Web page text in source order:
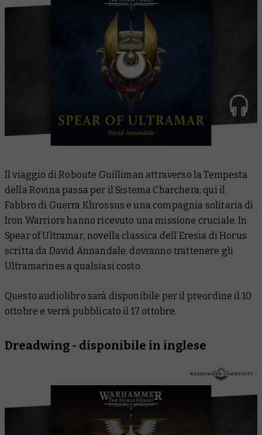
Il viaggio di Roboute Guilliman attraverso la Tempesta
della Rovina passa per il Sistema Charchera; qui il
Fabbro di Guerra Khrossus e una compagnia solitaria di
Iron Warriors hanno ricevuto una missione cruciale. In
Spear of Ultramar, novella classica dell’Eresia di Horus
scritta da David Annandale, dovranno trattenere gli
Ultramarines a qualsiasi costo.
Questo audiolibro sarà disponibile per il preordine il 10
ottobre e verrà pubblicato il 17 ottobre.
Dreadwing - disponibile in inglese